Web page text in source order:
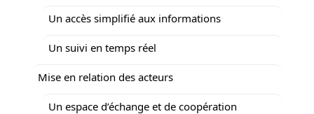
Un accès simplifié aux informations
Un suivi en temps réel
Mise en relation des acteurs
Un espace d’échange et de coopération